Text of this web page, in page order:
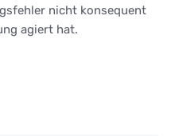
nicht konsequent
agiert hat.